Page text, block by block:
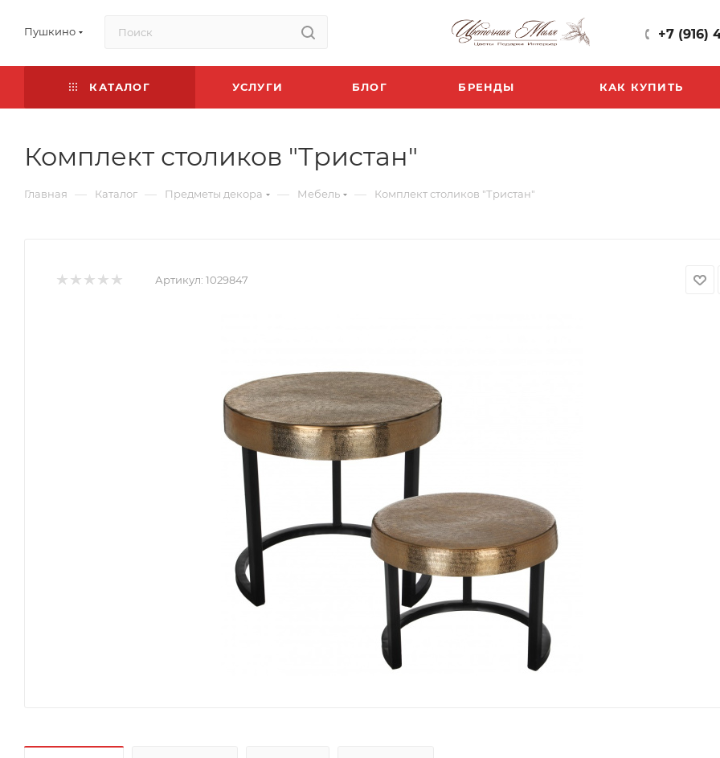
Пушкино +7 (916)
КАТАЛОГ УСЛУГИ БЛОГ БРЕНДЫ КАК КУПИТЬ
Комплект столиков "Тристан"
Главная — Каталог — Предметы декора — Мебель — Комплект столиков "Тристан"
Артикул: 1029847